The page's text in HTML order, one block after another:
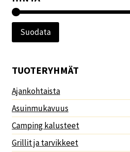
Suodata
TUOTERYHMÄT
Ajankohtaista
Asuinmukavuus
Camping kalusteet
Grillit ja tarvikkeet